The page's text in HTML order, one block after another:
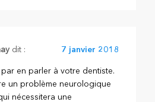
dit : 7 janvier 2018
par en parler à votre dentiste.
un problème neurologique
nécessitera une